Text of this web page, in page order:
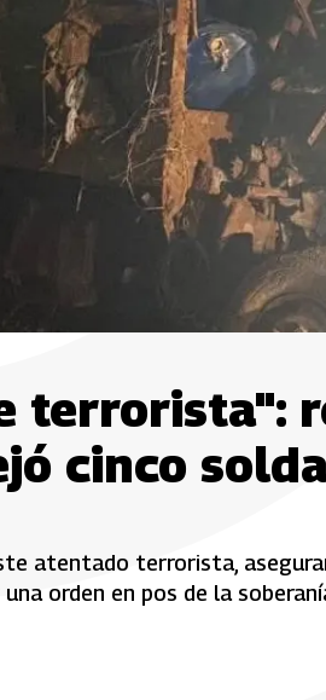
terrorista":
cinco
atentado terrorista,
orden en pos de la